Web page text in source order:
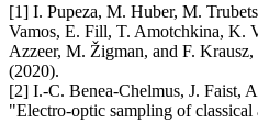
[1] I. Pupeza, M. Huber, M.
Vamos, E. Fill, T. Amotchkina, K.
Azzeer, M. Žigman, and F.
(2020).
[2] I.-C. Benea-Chelmus, J. Faist,
"Electro-optic sampling of